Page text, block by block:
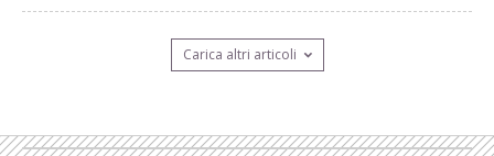
Carica altri articoli